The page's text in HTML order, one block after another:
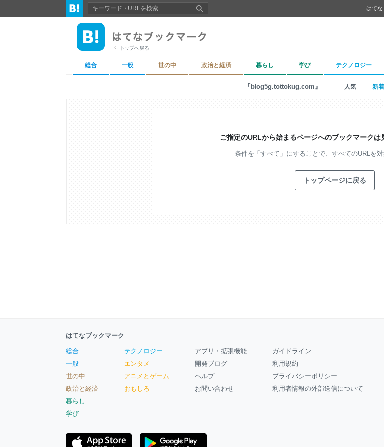
はてな
トップへ戻る
総合 一般 世の中 政治と経済 暮らし 学び テクノロジー
『blog5g.tottokug.com』 人気 新着
ご指定のURLから始まるページへのブックマークは
条件を「すべて」にすることで、 すべてのURLを
トップページに戻る
はてなブックマーク
総合
一般
世の中
政治と経済
暮らし
学び
テクノロジー
エンタメ
アニメとゲーム
おもしろ
アプリ・拡張機能
開発ブログ
ヘルプ
お問い合わせ
ガイドライン
利用規約
プライバシーポリシー
利用者情報の外部送信について